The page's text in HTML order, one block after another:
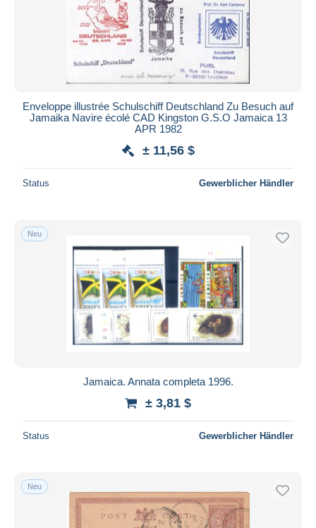
Enveloppe illustrée Schulschiff Deutschland Zu Besuch auf
Jamaika Navire écolé CAD Kingston G.S.O Jamaica 13
APR 1982
± 11,56 $
Status Gewerblicher Händler
Neu
Jamaica. Annata completa 1996.
± 3,81 $
Status Gewerblicher Händler
Neu